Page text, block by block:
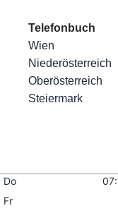
Kategorien
Friseur
Nägel
Haarentfernung
Make-Up
Top Branchen
Elektriker
Installateure
Maler & Lackierer
Branchen A-Z
Telefonbuch
Wien
Niederösterreich
Oberösterreich
Steiermark
Öffnungszeiten
Do
Fr